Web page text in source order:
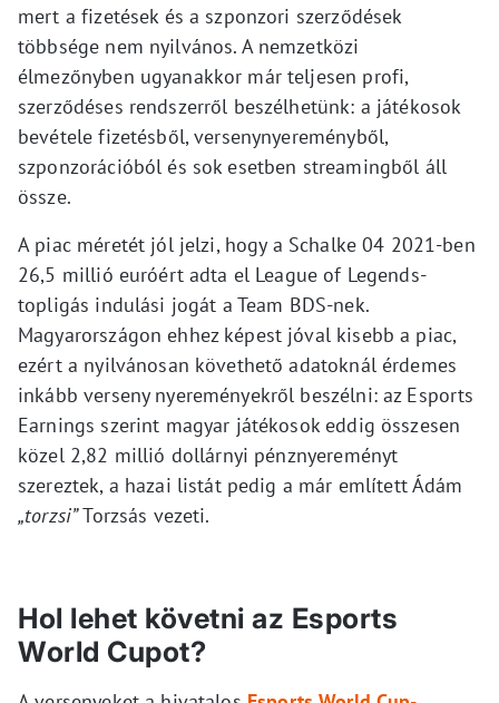
mert a fizetések és a szponzori szerződések
többsége nem nyilvános. A nemzetközi
élmezőnyben ugyanakkor már teljesen profi,
szerződéses rendszerről beszélhetünk: a játékosok
bevétele fizetésből, versenynyereményből,
szponzorációból és sok esetben streamingből áll
össze.
A piac méretét jól jelzi, hogy a Schalke 04 2021-ben
26,5 millió euróért adta el League of Legends-
topligás indulási jogát a Team BDS-nek.
Magyarországon ehhez képest jóval kisebb a piac,
ezért a nyilvánosan követhető adatoknál érdemes
inkább verseny nyereményekről beszélni: az Esports
Earnings szerint magyar játékosok eddig összesen
közel 2,82 millió dollárnyi pénznyereményt
szereztek, a hazai listát pedig a már említett Ádám
„torzsi”Torzsás vezeti.
Hol lehet követni az Esports
World Cupot?